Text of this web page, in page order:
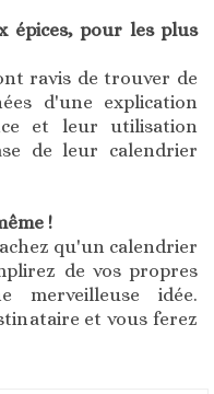
épices, pour les plus
ravis de trouver de
d'une explication
et leur utilisation
de leur calendrier
!
qu'un calendrier
de vos propres
merveilleuse idée.
et vous ferez